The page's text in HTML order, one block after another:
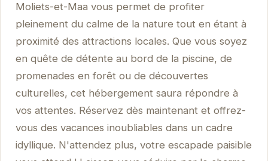
Moliets-et-Maa vous permet de profiter
pleinement du calme de la nature tout en étant à
proximité des attractions locales. Que vous soyez
en quête de détente au bord de la piscine, de
promenades en forêt ou de découvertes
culturelles, cet hébergement saura répondre à
vos attentes. Réservez dès maintenant et offrez-
vous des vacances inoubliables dans un cadre
idyllique. N'attendez plus, votre escapade paisible